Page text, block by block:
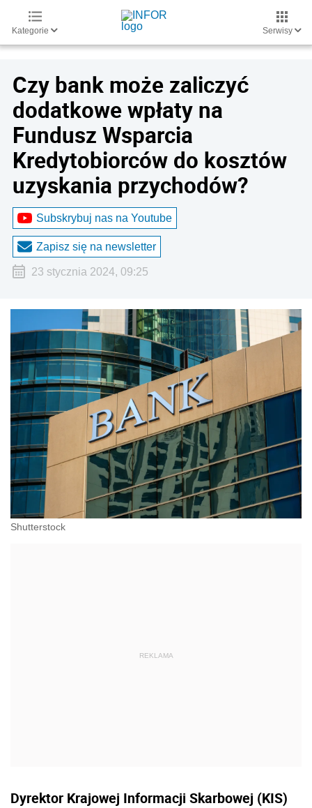
Kategorie Serwisy
Czy bank może zaliczyć
dodatkowe wpłaty na
Fundusz Wsparcia
Kredytobiorców do kosztów
uzyskania przychodów?
Subskrybuj nas na Youtube
Zapisz się na newsletter
23 stycznia 2024, 09:25
Shutterstock
Dyrektor Krajowej Informacji Skarbowej (KIS)